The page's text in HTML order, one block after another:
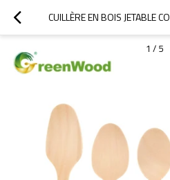
1 / 5